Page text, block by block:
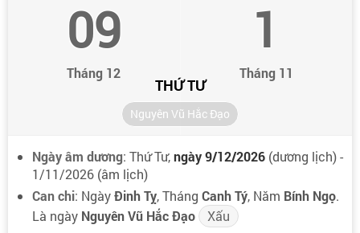
09
Tháng 12
1
Tháng 11
THỨ TƯ
Nguyên Vũ Hắc Đạo
Ngày âm dương: Thứ Tư,ngày 9/12/2026 (dương lịch) -
1/11/2026 (âm lịch)
Can chi: NgàyĐinh Tỵ, Tháng Canh Tý, Năm Bính Ngọ.
Là ngày Nguyên Vũ Hắc Đạo
Xấu